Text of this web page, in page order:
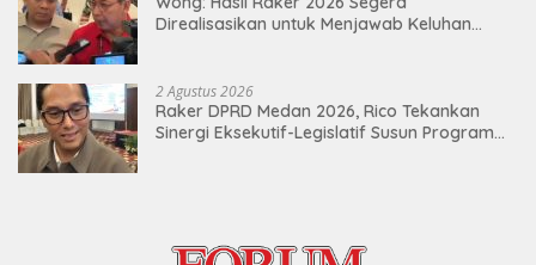
Direalisasikan untuk Menjawab Keluhan
2 Agustus 2026
Raker DPRD Medan 2026, Rico Tekankan
Sinergi Eksekutif-Legislatif Susun Program